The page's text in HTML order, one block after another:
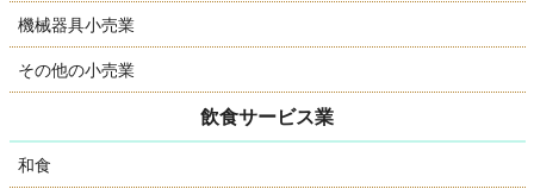
機械器具小売業
その他の小売業
飲食サービス業
和食